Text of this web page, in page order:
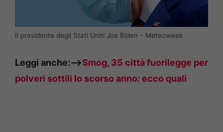
Il presidente degli Stati Uniti Joe Biden – Meteoweek
Leggi anche:—>Smog, 35 città fuorilegge per
polveri sottili lo scorso anno: ecco quali